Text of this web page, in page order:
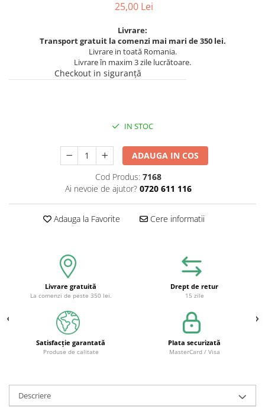
25,00 Lei
Livrare:
Transport gratuit la comenzi mai mari de 350 lei.
Livrare in toată Romania.
Livrare în maxim 3 zile lucrătoare.
Checkout in siguranță
IN STOC
ADAUGA IN COS
Cod Produs: 7168
Ai nevoie de ajutor? 0720 611 116
Adauga la Favorite Cere informatii
Livrare gratuită
La comenzi de peste 350 lei.
Drept de retur
15 zile
Satisfacție garantată
Produse de calitate
Plata securizată
MasterCard / Visa
Descriere